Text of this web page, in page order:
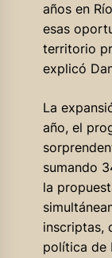
años en
esas
territorio
explicó
La
año, el
sumando
la
inscriptas,
política de